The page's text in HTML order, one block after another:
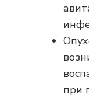
при